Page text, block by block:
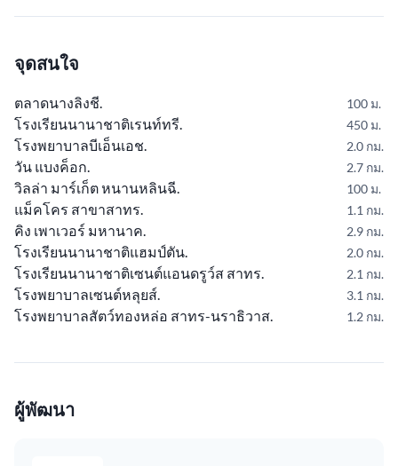
จุดสนใจ
ตลาดนางลิงชี 100 ม.
โรงเรียนนานาชาติเรนท์ทรี 450 ม.
โรงพยาบาลบีเอ็นเอช 2.0 กม.
วัน แบงค็อก 2.7 กม.
วิลล่า มาร์เก็ต หนานหลินฉี 100 ม.
แม็คโคร สาขาสาทร 1.1 กม.
คิง เพาเวอร์ มหานาค 2.9 กม.
โรงเรียนนานาชาติแฮมป์ตัน 2.0 กม.
โรงเรียนนานาชาติเซนต์แอนดรูว์ส สาทร 2.1 กม.
โรงพยาบาลเซนต์หลุยส์ 3.1 กม.
โรงพยาบาลสัตว์ทองหล่อ สาทร-นราธิวาส 1.2 กม.
ผู้พัฒนา